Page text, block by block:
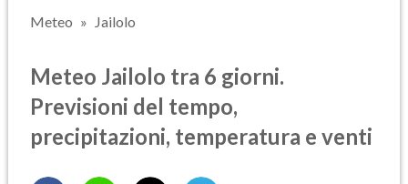
Meteo Jailolo
Meteo Jailolo tra 6 giorni.
Previsioni del tempo,
precipitazioni, temperatura e venti